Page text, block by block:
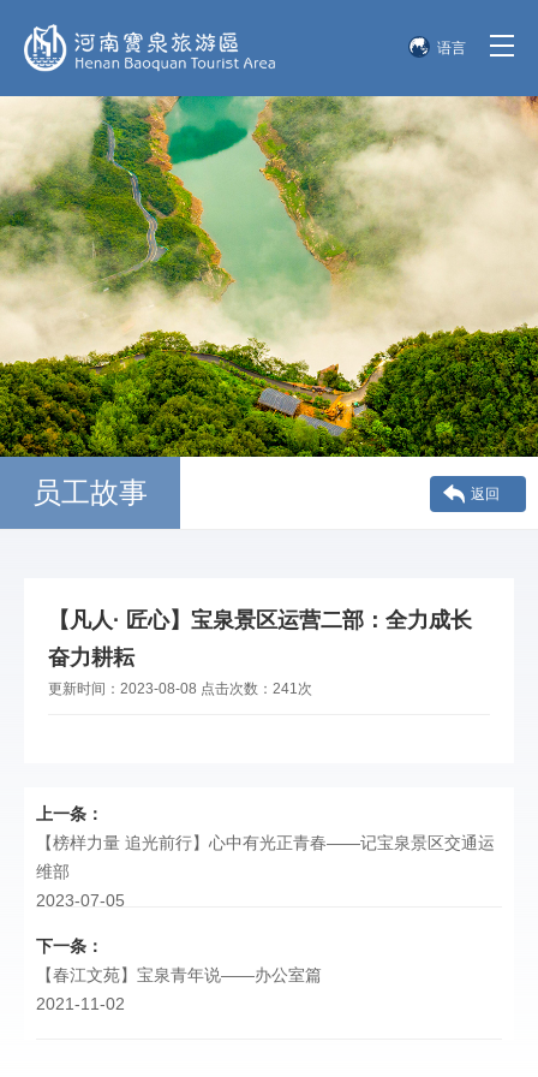
语言
English
한국어
日本語
员工故事 返回
【凡人· 匠心】宝泉景区运营二部：全力成长
奋力耕耘
更新时间： 2023-08-08 点击次数： 241次
上一条：
【榜样力量 追光前行】心中有光正青春——记宝泉景区交通运
维部
2023-07-05
下一条：
【春江文苑】宝泉青年说——办公室篇
2021-11-02